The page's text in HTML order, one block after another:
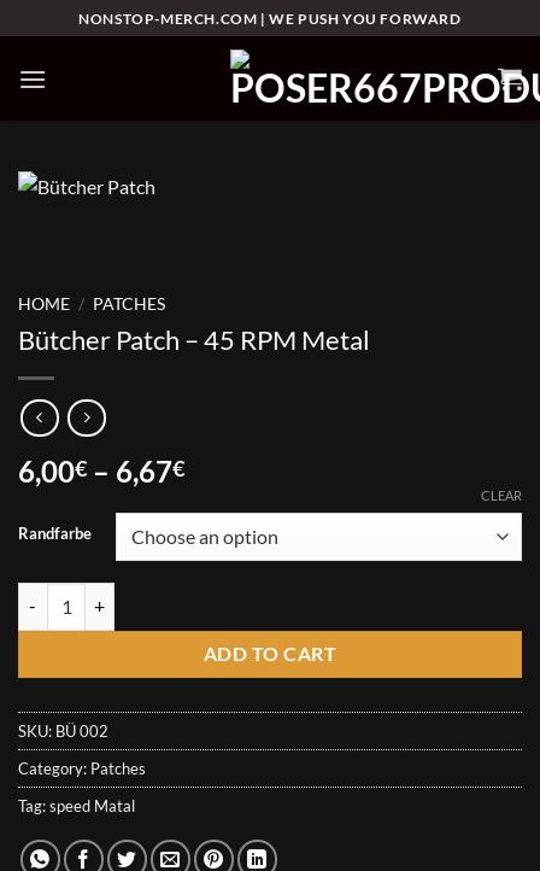
to
content
NONSTOP-MERCH.COM | WE PUSH YOU FORWARD
HOME / PATCHES
Bütcher Patch – 45 RPM Metal
6,00€ – 6,67€Price
6,00€
through
Randfarbe
CLEAR
ADD TO CART
SKU: BÜ 002
Category: Patches
Tag:speed Matal